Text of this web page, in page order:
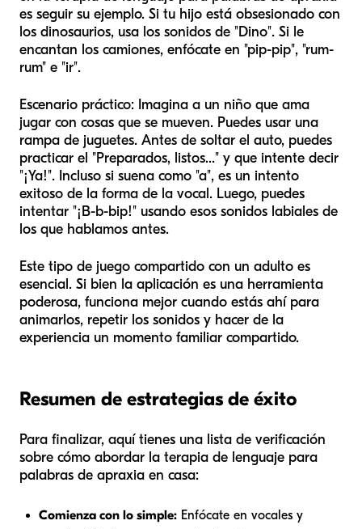
es seguir su ejemplo. Si tu hijo está obsesionado con
los dinosaurios, usa los sonidos de "Dino". Si le
encantan los camiones, enfócate en "pip-pip", "rum-
rum" e "ir".
Escenario práctico: Imagina a un niño que ama
jugar con cosas que se mueven. Puedes usar una
rampa de juguetes. Antes de soltar el auto, puedes
practicar el "Preparados, listos..." y que intente decir
"¡Ya!". Incluso si suena como "a", es un intento
exitoso de la forma de la vocal. Luego, puedes
intentar "¡B-b-bip!" usando esos sonidos labiales de
los que hablamos antes.
Este tipo de juego compartido con un adulto es
esencial. Si bien la aplicación es una herramienta
poderosa, funciona mejor cuando estás ahí para
animarlos, repetir los sonidos y hacer de la
experiencia un momento familiar compartido.
Resumen de estrategias de éxito
Para finalizar, aquí tienes una lista de verificación
sobre cómo abordar la terapia de lenguaje para
palabras de apraxia en casa:
Comienza con lo simple: Enfócate en vocales y